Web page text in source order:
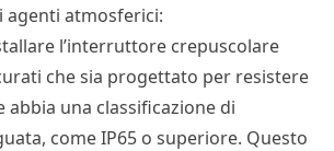
agenti atmosferici:
l’interruttore crepuscolare
che sia progettato per resistere
abbia una classificazione di
come IP65 o superiore. Questo